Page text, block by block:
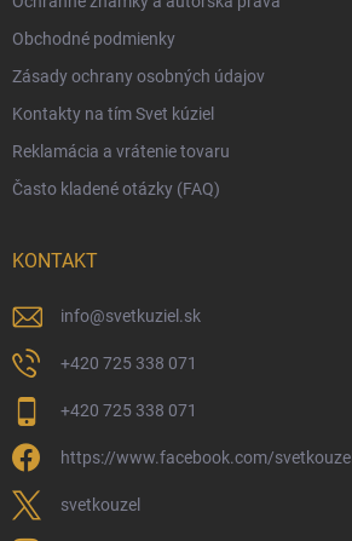
Veľkoobchod
Ekologické balenie objednávok
Obchodné podmienky
Zásady ochrany osobných údajov
Obchodné podmienky
Zásady ochrany osobných údajov
Kontakty na tím Svet kúziel
Reklamácia a vrátenie tovaru
Často kladené otázky (FAQ)
KONTAKT
info@svetkuziel.sk
+420 725 338 071
+420 725 338 071
https://www.facebook.com/svetkouzell
svetkouzel